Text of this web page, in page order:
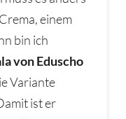
einem
bin ich
von Eduscho
Variante
ist er